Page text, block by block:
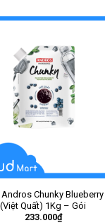
Chunky Blueberry
(Việt Quất) 1Kg – Gói
233.000₫